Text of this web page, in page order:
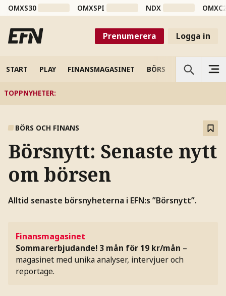
OMXS30 OMXSPI NDX
Prenumerera Logga in
START PLAY FINANSMAGASINET BÖRS VETENSKAP
TOPPNYHETER:
BÖRS OCH FINANS
Börsnytt: Senaste nytt
om börsen
Alltid senaste börsnyheterna i EFN:s ”Börsnytt”.
Finansmagasinet
Sommarerbjudande! 3 mån för 19 kr/mån –
magasinet med unika analyser, intervjuer och
reportage.